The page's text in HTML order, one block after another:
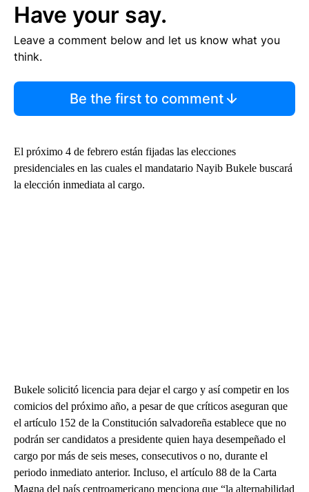
Have your say.
Leave a comment below and let us know what you
think.
Be the first to comment
El próximo 4 de febrero están fijadas las elecciones
presidenciales en las cuales el mandatario Nayib Bukele buscará
la elección inmediata al cargo.
Bukele solicitó licencia para dejar el cargo y así competir en los
comicios del próximo año, a pesar de que críticos aseguran que
el artículo 152 de la Constitución salvadoreña establece que no
podrán ser candidatos a presidente quien haya desempeñado el
cargo por más de seis meses, consecutivos o no, durante el
periodo inmediato anterior. Incluso, el artículo 88 de la Carta
Magna del país centroamericano menciona que “la alternabilidad